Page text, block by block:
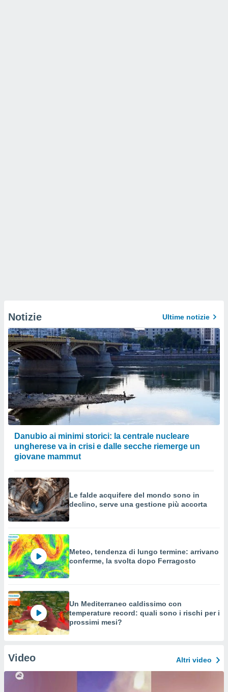
Notizie Ultime notizie
Danubio ai minimi storici: la centrale nucleare
ungherese va in crisi e dalle secche riemerge un
giovane mammut
Le falde acquifere del mondo sono in
declino, serve una gestione più accorta
Meteo, tendenza di lungo termine: arrivano
conferme, la svolta dopo Ferragosto
Un Mediterraneo caldissimo con
temperature record: quali sono i rischi per i
prossimi mesi?
Video Altri video